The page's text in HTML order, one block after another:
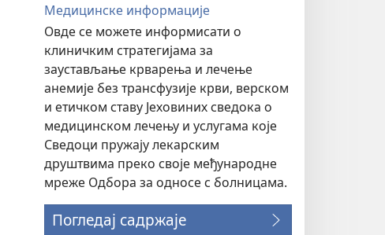
Медицинске информације
Овде се можете информисати о
клиничким стратегијама за
заустављање крварења и лечење
анемије без трансфузије крви, верском
и етичком ставу Јеховиних сведока о
медицинском лечењу и услугама које
Сведоци пружају лекарским
друштвима преко своје међународне
мреже Одбора за односе с болницама.
Погледај садржаје